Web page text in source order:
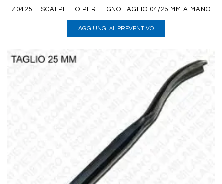
Z0425 – SCALPELLO PER LEGNO TAGLIO 04/25 MM A MANO
AGGIUNGI AL PREVENTIVO